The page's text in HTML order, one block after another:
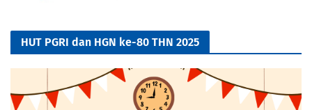
HUT PGRI dan HGN ke-80 THN 2025